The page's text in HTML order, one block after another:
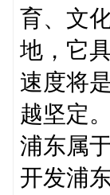
育、文
地，它
速度将
越坚定。
浦东属
开发浦